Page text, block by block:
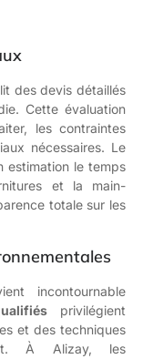
des devis détaillés
Cette évaluation
les contraintes
nécessaires. Le
estimation le temps
et la main-
totale sur les
incontournable
privilégient
et des techniques
À Alizay, les